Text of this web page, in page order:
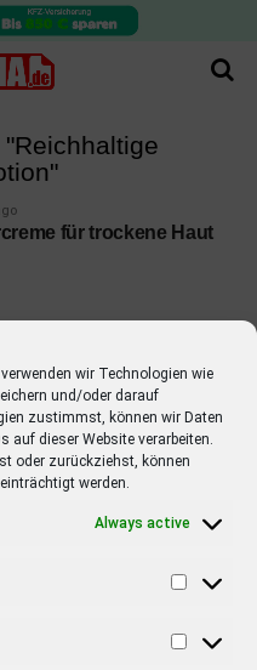
wir Technologien wie
und/oder darauf
zustimmst, können wir Daten
auf dieser Website verarbeiten.
oder zurückziehst, können
werden.
Always active
für trockene Haut
Moderatorin